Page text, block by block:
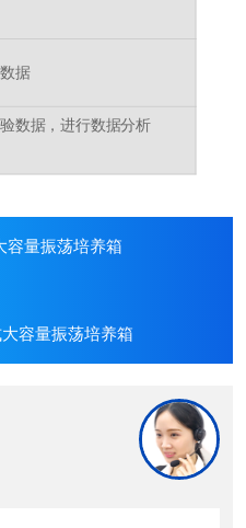
据
数据，进行数据分析
容量振荡培养箱
容量振荡培养箱